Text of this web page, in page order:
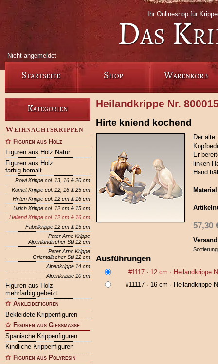
Ihr Onlineshop für
Das
Nicht angemeldet
Startseite Shop Warenkorb
Kategorien
Weihnachtskrippen
Figuren aus Holz
Figuren aus Holz Natur
Figuren aus Holz
farbig bemalt
Rowi Krippe col. 13, 16 & 20 cm
Komet Krippe col. 12, 16 & 25 cm
Hirten Krippe col. 12 cm & 16 cm
Ulrich Krippe col. 12 cm & 15 cm
Heiland Krippe col. 12 cm & 16 cm
Fabelkrippe 12 cm & 15 cm
Pater Arno Krippe
Alpenländischer Stil 12 cm
Pater Arno Krippe
Orientalischer Stil 12 cm
Alpenkrippe 14 cm
Alpenkrippe 10 cm
Figuren aus Holz
mehrfarbig gebeizt
Ankleidefiguren
Bekleidete Krippenfiguren
Figuren aus Gießmasse
Spanische Krippenfiguren
Kindliche Krippenfiguren
Figuren aus Polyresin
Heilandkrippe Nr.
Hirte kniend kochend
Der alte
Er
linken
Hand
57,30
Ausführungen
#1117 · 12 cm · Heilandkrippe
#11117 · 16 cm · Heilandkrippe